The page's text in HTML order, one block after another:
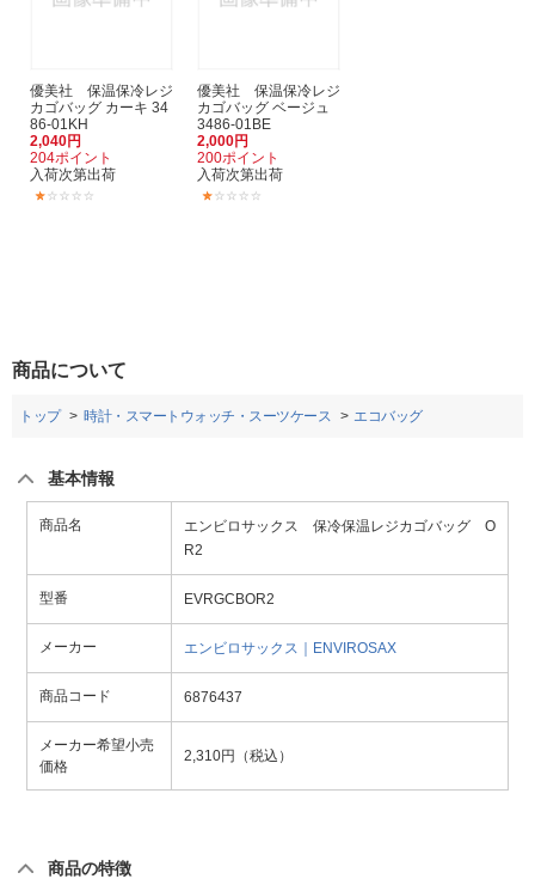
優美社 保温保冷レジ
カゴバッグ カーキ 34
86-01KH
2,040円
204ポイント
入荷次第出荷
優美社 保温保冷レジ
カゴバッグ ベージュ
3486-01BE
2,000円
200ポイント
入荷次第出荷
商品について
トップ 時計・スマートウォッチ・スーツケース エコバッグ
基本情報
商品名
エンビロサックス 保冷保温レジカゴバッグ O
R2
型番 EVRGCBOR2
メーカー エンビロサックス｜ENVIROSAX
商品コード 6876437
メーカー希望小売
価格
2,310円（税込）
商品の特徴